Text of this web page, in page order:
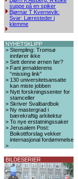
suppe på en spiker
Bjørnar T Kvernevik:
Svar: Læresteder i
klemme
NYHETSKLIPP
> Stempling: Tromsø
innfører ikke
> Sett denne ørnen før?
> Fant jernalderens
“missing link”
> 130 universitetsansatte
kan miste jobben
> Nytt forskningssenter for
stamceller
> Skriver Svalbardbok
> Ny mastergrad i
bærekraftig arkitektur
> To nye erstatningssaker
> Jerusalem Post:
Boikottforslag vekker
internasjonal fordømmelse
>
BILDESERIER